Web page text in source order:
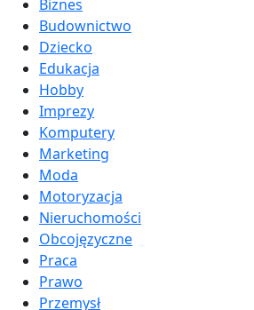
Biznes
Budownictwo
Dziecko
Edukacja
Hobby
Imprezy
Komputery
Marketing
Moda
Motoryzacja
Nieruchomości
Obcojęzyczne
Praca
Prawo
Przemysł